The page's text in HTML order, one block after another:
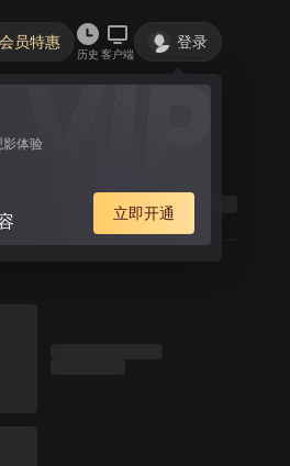
会员特惠
历史 客户端
登录
影体验
立即开通